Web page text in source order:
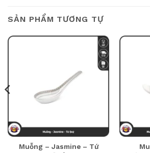
SẢN PHẨM TƯƠNG TỰ
Muỗng – Jasmine – Tứ